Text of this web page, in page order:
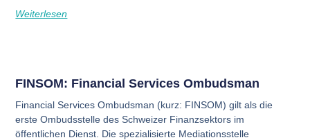
Weiterlesen
FINSOM: Financial Services Ombudsman
Financial Services Ombudsman (kurz: FINSOM) gilt als die
erste Ombudsstelle des Schweizer Finanzsektors im
öffentlichen Dienst. Die spezialisierte Mediationsstelle